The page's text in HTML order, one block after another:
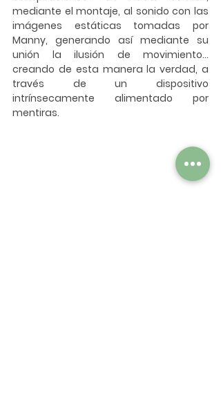
mediante el montaje, al sonido con las
imágenes estáticas tomadas por
Manny, generando así mediante su
unión la ilusión de movimiento…
creando de esta manera la verdad, a
través de un dispositivo
intrínsecamente alimentado por
mentiras.